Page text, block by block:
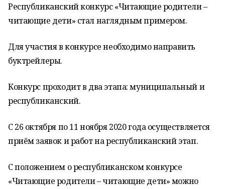
Республиканский конкурс «Читающие родители –
читающие дети» стал наглядным примером.
Для участия в конкурсе необходимо направить
буктрейлеры.
Конкурс проходит в два этапа: муниципальный и
республиканский.
С 26 октября по 11 ноября 2020 года осуществляется
приём заявок и работ на республиканский этап.
С положением о республиканском конкурсе
«Читающие родители – читающие дети» можно